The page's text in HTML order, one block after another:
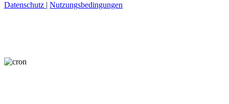
Datenschutz | Nutzungsbedingungen